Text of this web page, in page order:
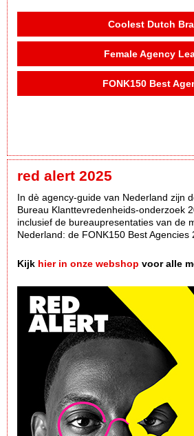
Coolest Dutch
Female Agency
FONK150 Best
red alert 2025
In dè agency-guide van Nederland zijn
Bureau Klanttevredenheids-onderzoek
inclusief de bureaupresentaties van de
Nederland: de FONK150 Best Agencies
Kijk hier in onze webshop voor alle